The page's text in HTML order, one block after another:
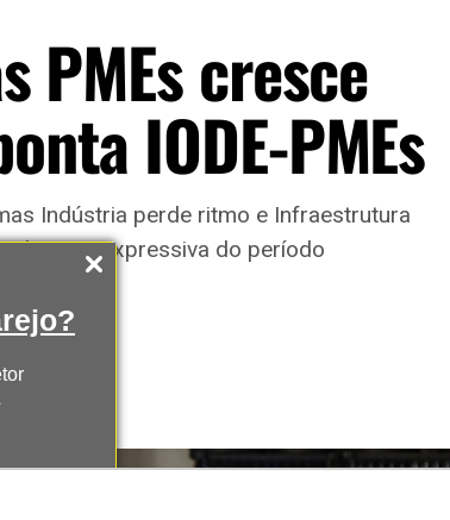
PMEs cresce
IODE-PMEs
Indústria perde ritmo e Infraestrutura
mais expressiva do período